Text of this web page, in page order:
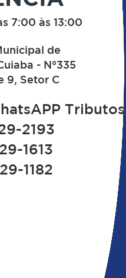
7:00 às 13:00
de
- N°335
9, Setor C
Tributos
2193
1613
1182